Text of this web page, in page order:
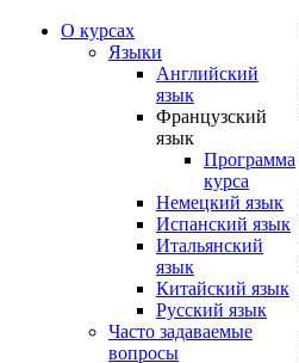
О курсах
Языки
Английский
язык
Французский
язык
Программа
курса
Немецкий язык
Испанский язык
Итальянский
язык
Китайский язык
Русский язык
Часто задаваемые
вопросы